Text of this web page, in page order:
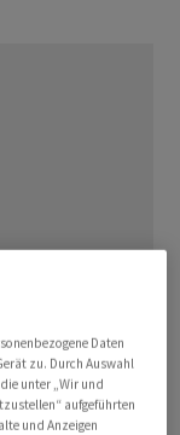
Daten
zu. Durch Auswahl
unter „Wir und
aufgeführten
und Anzeigen